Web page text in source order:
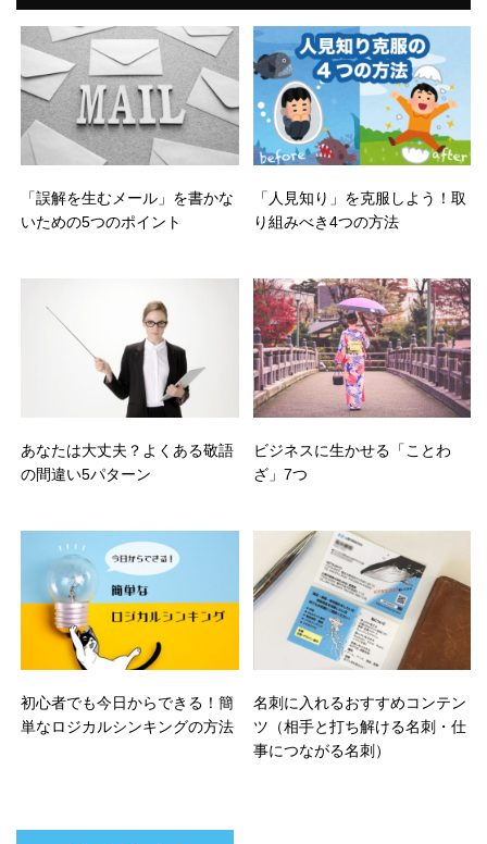
「誤解を生むメール」を書かな
いための5つのポイント
「人見知り」を克服しよう！取
り組みべき4つの方法
あなたは大丈夫？よくある敬語
の間違い5パターン
ビジネスに生かせる「ことわ
ざ」7つ
初心者でも今日からできる！簡
単なロジカルシンキングの方法
名刺に入れるおすすめコンテン
ツ（相手と打ち解ける名刺・仕
事につながる名刺）